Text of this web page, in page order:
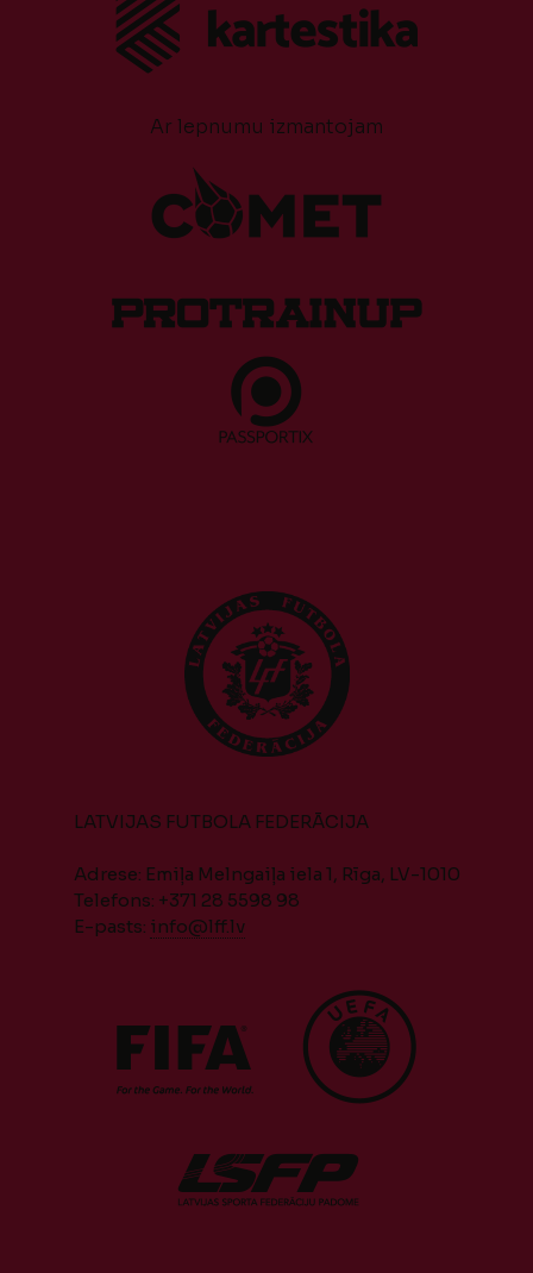
Ar lepnumu izmantojam
LATVIJAS FUTBOLA FEDERĀCIJA
Adrese: Emiļa Melngaiļa iela 1, Rīga, LV-1010
Telefons: +371 28 5598 98
E-pasts: info@lff.lv